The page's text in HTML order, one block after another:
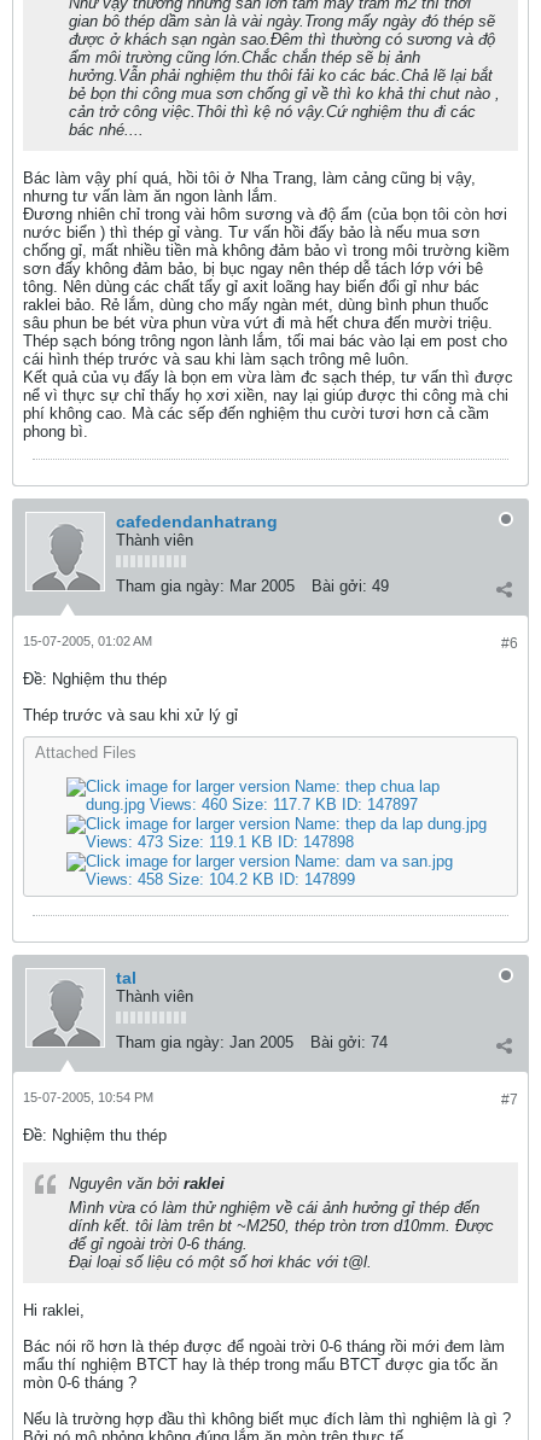
gian bô thép dầm sàn là vài ngày.Trong mấy ngày đó thép sẽ
được ở khách sạn ngàn sao.Đêm thì thường có sương và độ
ẩm môi trường cũng lớn.Chắc chắn thép sẽ bị ảnh
hưởng.Vẫn phải nghiệm thu thôi fải ko các bác.Chả lẽ lại bắt
bẻ bọn thi công mua sơn chống gỉ về thì ko khả thi chut nào ,
cản trở công việc.Thôi thì kệ nó vậy.Cứ nghiệm thu đi các
bác nhé....
Bác làm vậy phí quá, hồi tôi ở Nha Trang, làm cảng cũng bị vậy,
nhưng tư vấn làm ăn ngon lành lắm.
Đương nhiên chỉ trong vài hôm sương và độ ẩm (của bọn tôi còn hơi
nước biển ) thì thép gỉ vàng. Tư vấn hồi đấy bảo là nếu mua sơn
chống gỉ, mất nhiều tiền mà không đảm bảo vì trong môi trường kiềm
sơn đấy không đảm bảo, bị bục ngay nên thép dễ tách lớp với bê
tông. Nên dùng các chất tẩy gỉ axit loãng hay biến đổi gỉ như bác
raklei bảo. Rẻ lắm, dùng cho mấy ngàn mét, dùng bình phun thuốc
sâu phun be bét vừa phun vừa vứt đi mà hết chưa đến mười triệu.
Thép sạch bóng trông ngon lành lắm, tối mai bác vào lại em post cho
cái hình thép trước và sau khi làm sạch trông mê luôn.
Kết quả của vụ đấy là bọn em vừa làm đc sạch thép, tư vấn thì được
nể vì thực sự chỉ thấy họ xơi xiền, nay lại giúp được thi công mà chi
phí không cao. Mà các sếp đến nghiệm thu cười tươi hơn cả cầm
phong bì.
cafedendanhatrang
Thành viên
Tham gia ngày: Mar 2005 Bài gởi: 49
#6
15-07-2005, 01:02 AM
Ðề: Nghiệm thu thép
Thép trước và sau khi xử lý gỉ
Attached Files
tal
Thành viên
Tham gia ngày: Jan 2005 Bài gởi: 74
#7
15-07-2005, 10:54 PM
Ðề: Nghiệm thu thép
Nguyên văn bởi raklei
Mình vừa có làm thử nghiệm về cái ảnh hưởng gỉ thép đến
dính kết. tôi làm trên bt ~M250, thép tròn trơn d10mm. Được
để gỉ ngoài trời 0-6 tháng.
Đại loại số liệu có một số hơi khác với t@l.
Hi raklei,
Bác nói rõ hơn là thép được để ngoài trời 0-6 tháng rồi mới đem làm
mẩu thí nghiệm BTCT hay là thép trong mẩu BTCT được gia tốc ăn
mòn 0-6 tháng ?
Nếu là trường hợp đầu thì không biết mục đích làm thì nghiệm là gì ?